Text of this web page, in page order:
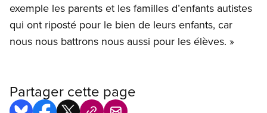
exemple les parents et les familles d’enfants autistes
qui ont riposté pour le bien de leurs enfants, car
nous nous battrons nous aussi pour les élèves. »
Partager cette page